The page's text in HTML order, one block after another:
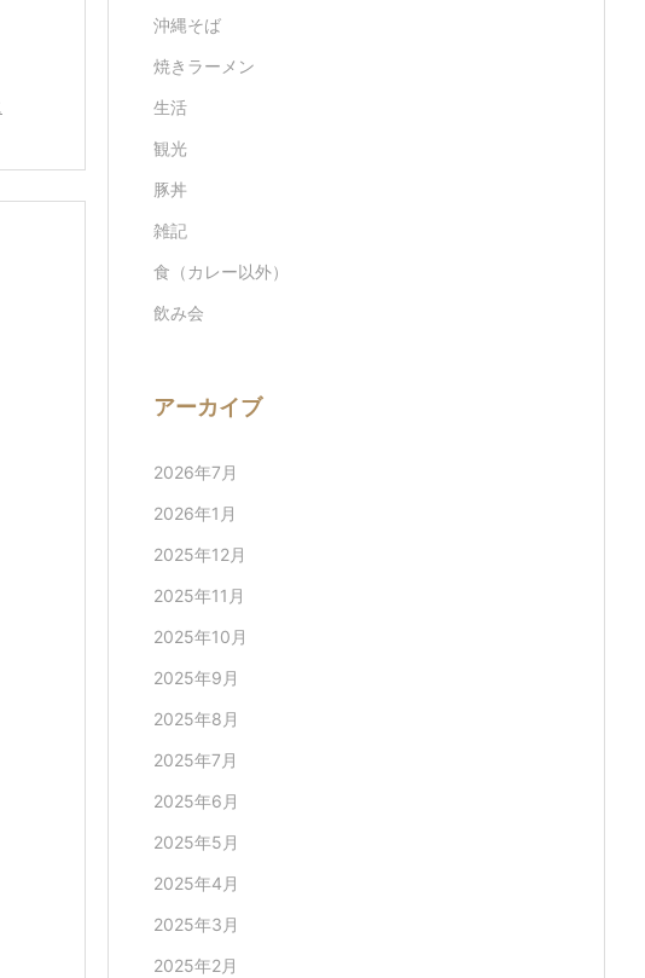
沖縄そば
焼きラーメン
生活
観光
豚丼
雑記
食（カレー以外）
飲み会
アーカイブ
2026年7月
2026年1月
2025年12月
2025年11月
2025年10月
2025年9月
2025年8月
2025年7月
2025年6月
2025年5月
2025年4月
2025年3月
2025年2月